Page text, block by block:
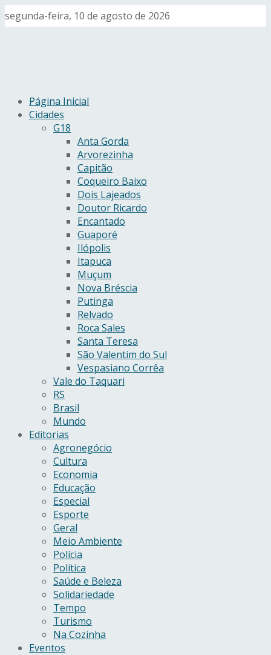
segunda-feira, 10 de agosto de 2026
Página Inicial
Cidades
G18
Anta Gorda
Arvorezinha
Capitão
Coqueiro Baixo
Dois Lajeados
Doutor Ricardo
Encantado
Guaporé
Ilópolis
Itapuca
Muçum
Nova Bréscia
Putinga
Relvado
Roca Sales
Santa Teresa
São Valentim do Sul
Vespasiano Corrêa
Vale do Taquari
RS
Brasil
Mundo
Editorias
Agronegócio
Cultura
Economia
Educação
Especial
Esporte
Geral
Meio Ambiente
Polícia
Política
Saúde e Beleza
Solidariedade
Tempo
Turismo
Na Cozinha
Eventos